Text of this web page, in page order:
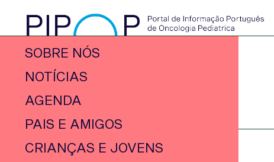
SOBRE NÓS
NOTÍCIAS
AGENDA
PAIS E AMIGOS
CRIANÇAS E JOVENS